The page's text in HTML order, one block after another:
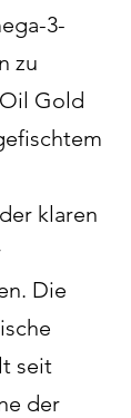
3-
zu
Gold
klaren
Die
seit
der